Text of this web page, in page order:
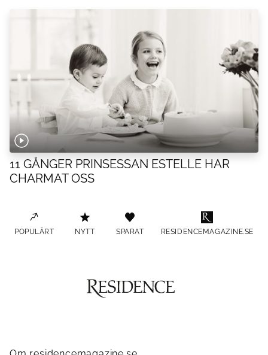
11 GÅNGER PRINSESSAN ESTELLE HAR
CHARMAT OSS
POPULÄRT NYTT SPARAT RESIDENCEMAGAZINE.SE